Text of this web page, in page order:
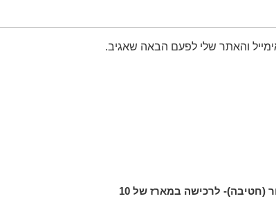
והאתר שלי לפעם הבאה שאגיב.
מחט מודול עם הברגה לידית גלמור (חטיבה)- לרכישה במארז של 10